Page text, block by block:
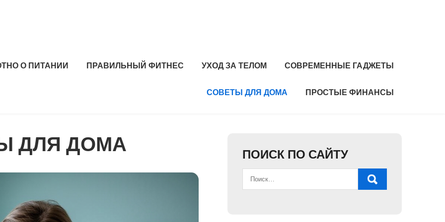
О ПИТАНИИ ПРАВИЛЬНЫЙ ФИТНЕС УХОД ЗА ТЕЛОМ СОВРЕМЕННЫЕ ГАДЖЕТЫ
СОВЕТЫ ДЛЯ ДОМА ПРОСТЫЕ ФИНАНСЫ
ДЛЯ ДОМА ПОИСК ПО САЙТУ